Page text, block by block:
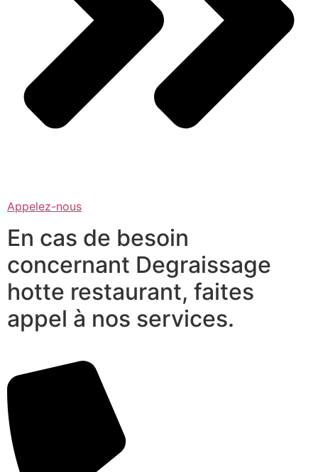
Appelez-nous
En cas de besoin
concernant Degraissage
hotte restaurant, faites
appel à nos services.